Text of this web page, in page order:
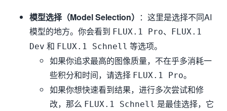
模型选择（Model Selection） ：这里是选择不同AI
模型的地方。你会看到 FLUX.1 Pro、
FLUX.1
Dev 和 FLUX.1 Schnell 等选项。
如果你追求最高的图像质量，不在乎多消耗一
些积分和时间，请选择 FLUX.1 Pro。
如果你想快速看到结果，进行多次尝试和修
改，那么 FLUX.1 Schnell 是最佳选择，它